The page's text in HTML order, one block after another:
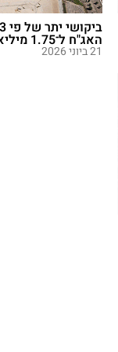
האג"ח ל־1.75 מיליארד שקל
21 ביוני 2026